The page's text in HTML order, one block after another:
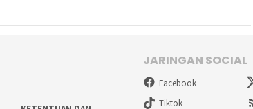
JARINGAN SOCIAL
Facebook
Tiktok